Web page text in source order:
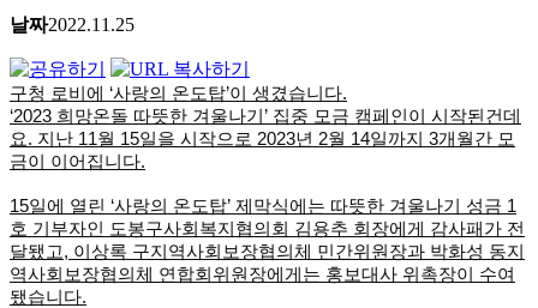
날짜2022.11.25
구청 로비에 ‘사랑의 온도탑’이 생겼습니다.
‘2023 희망온돌 따뜻한 겨울나기’ 집중 모금 캠페인이 시작된건데
요. 지난 11월 15일을 시작으로 2023년 2월 14일까지 3개월간 모
금이 이어집니다.
15일에 열린 ‘사랑의 온도탑’ 제막식에는 따뜻한 겨울나기 성금 1
호 기부자인 도봉구사회복지협의회 김용추 회장에게 감사패가 전
달됐고, 이상록 구지역사회보장협의체 민간위원장과 박화성 동지
역사회보장협의체 연합회위원장에게는 홍보대사 위촉장이 수여
됐습니다.